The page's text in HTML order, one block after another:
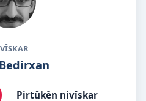
Pirtûkên nivîskar